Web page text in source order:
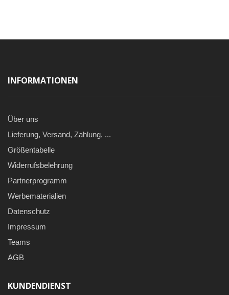
INFORMATIONEN
Über uns
Lieferung, Versand, Zahlung, ...
Größentabelle
Widerrufsbelehrung
Partnerprogramm
Werbematerialien
Datenschutz
Impressum
Teams
AGB
KUNDENDIENST